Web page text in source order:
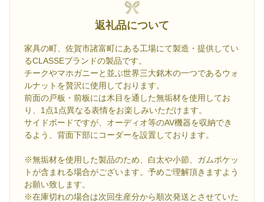
返礼品について
家具の町、佐賀市諸富町にある工場にて製造・提供してい
るCLASSEブランドの製品です。
チークやマホガニーと並ぶ世界三大銘木の一つであるウォ
ルナットを贅沢に使用しております。
前面の戸板・前板には木目を通した無垢材を使用してお
り、1点1点異なる表情をお楽しみいただけます。
サイドボードですが、オーディオ等のAV機器を収納でき
るよう、背面下部にコーダーを設置しております。
※無垢材を使用した製品のため、白太や小節、ガムポケッ
トが含まれる場合がございます。予めご理解頂きますよう
お願い致します。
※在庫切れの場合は次回生産分から順次発送とさせていた